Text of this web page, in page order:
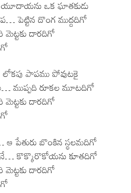
ఒక ఘాతకుడు
పెట్టిన దొంగ ముద్దదిగో
మెట్టకు దారదిగో
పాపము పోవుటకై
ముప్పది రూకల మూటదిగో
మెట్టకు దారదిగో
పేతురు బొంకిన స్థలమదిగో
కొక్కొరొకోయను కూతదిగో
మెట్టకు దారదిగో